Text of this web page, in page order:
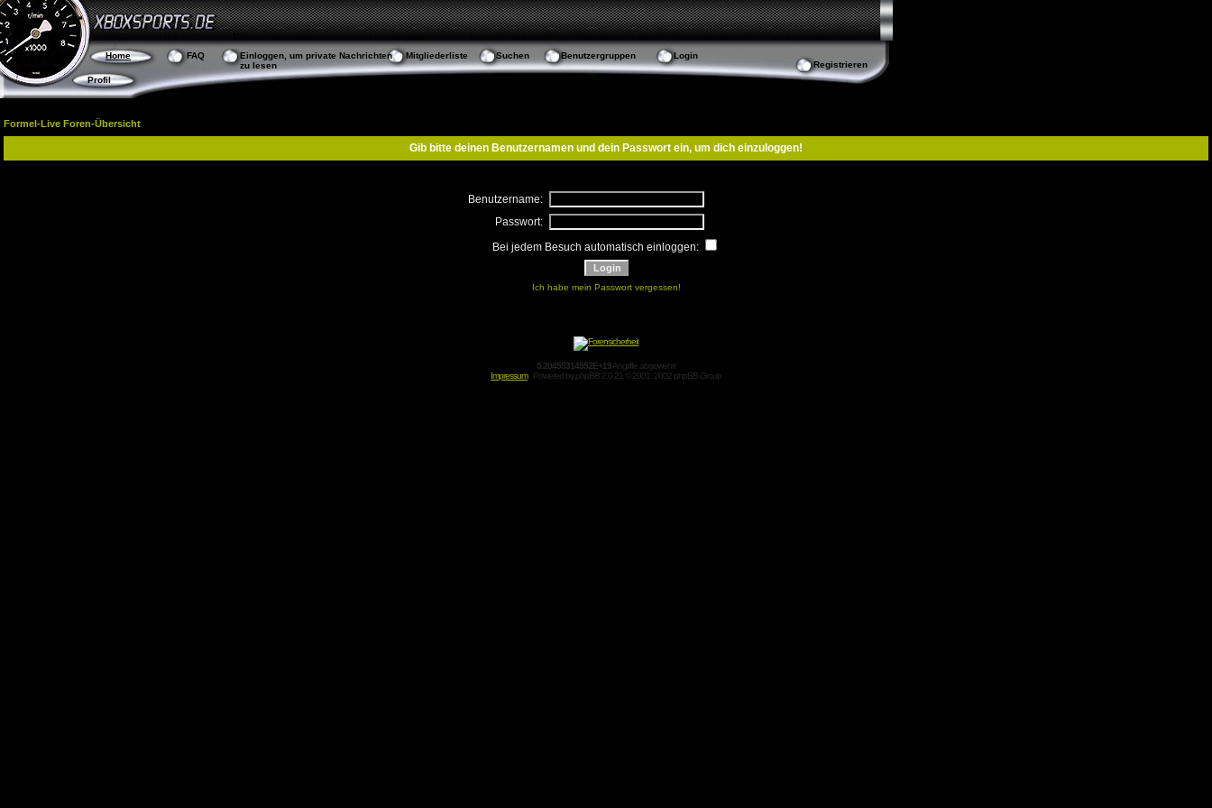
Login
Benutzergruppen
Registrieren
Suchen
FAQ
Einloggen, um private Nachrichten
zu lesen
Profil
Home Mitgliederliste
Formel-Live Foren-Übersicht
Gib bitte deinen Benutzernamen und dein Passwort ein, um dich einzuloggen!
Benutzername:
Passwort:
Bei jedem Besuch automatisch einloggen:
Ich habe mein Passwort vergessen!
5.20455314552E+19Angriffe abgewehrt
Impressum
Powered byphpBB 2.0.21 © 2001, 2002 phpBB Group